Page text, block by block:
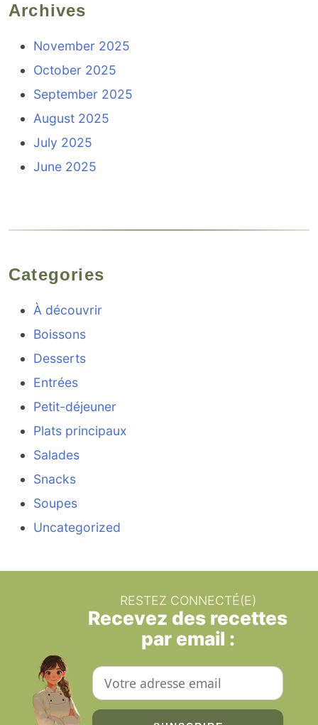
Archives
November 2025
October 2025
September 2025
August 2025
July 2025
June 2025
Categories
À découvrir
Boissons
Desserts
Entrées
Petit-déjeuner
Plats principaux
Salades
Snacks
Soupes
Uncategorized
RESTEZ CONNECTÉ(E)
Recevez des recettes
par email :